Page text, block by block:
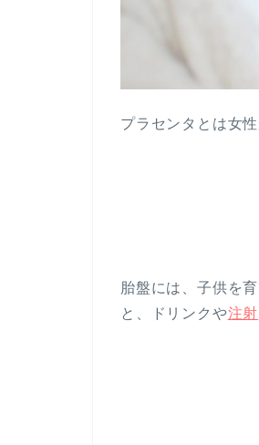
プラセンタとは女
胎盤には、子供を
と、ドリンクや注射